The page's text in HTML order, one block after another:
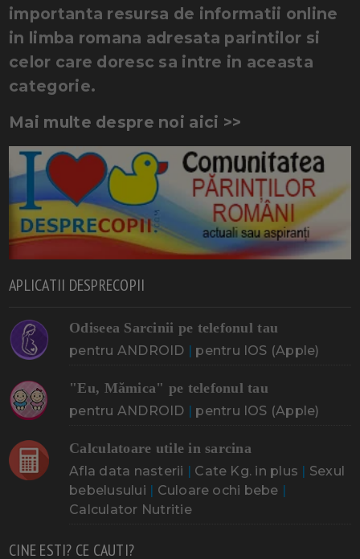
importanta resursa de informatii online
in limba romana adresata parintilor si
celor care doresc sa intre in aceasta
categorie.
Mai multe despre noi aici >>
APLICATII DESPRECOPII
Odiseea Sarcinii pe telefonul tau
pentru ANDROID | pentru IOS (Apple)
"Eu, Mămica" pe telefonul tau
pentru ANDROID | pentru IOS (Apple)
Calculatoare utile in sarcina
Afla data nasterii | Cate Kg. in plus | Sexul
bebelusului | Culoare ochi bebe |
Calculator Nutritie
CINE ESTI? CE CAUTI?